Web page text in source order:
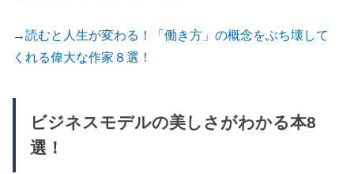
→読むと人生が変わる！「働き方」の概念をぶち壊して
くれる偉大な作家８選！
ビジネスモデルの美しさがわかる本8
選！